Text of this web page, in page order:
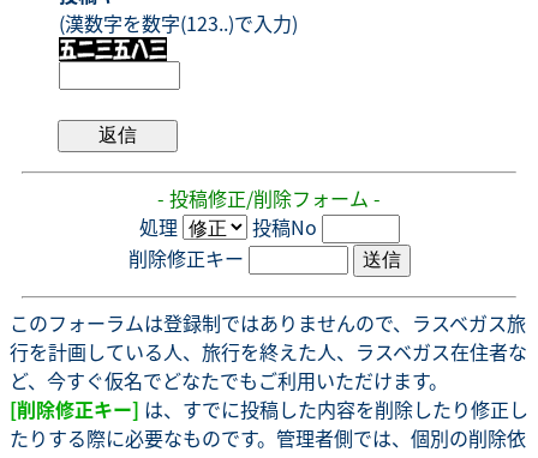
(漢数字を数字(123..)で入力)
- 投稿修正/削除フォーム -
処理
投稿No
削除修正キー
このフォーラムは登録制ではありませんので、ラスベガス旅
行を計画している人、旅行を終えた人、ラスベガス在住者な
ど、今すぐ仮名でどなたでもご利用いただけます。
[削除修正キー] は、すでに投稿した内容を削除したり修正し
たりする際に必要なものです。管理者側では、個別の削除依